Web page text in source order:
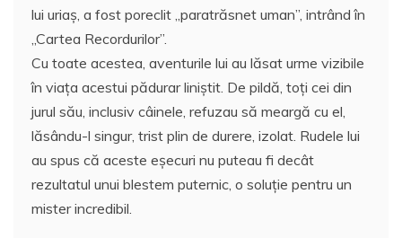
lui uriaş, a fost poreclit „paratrăsnet uman”, intrând în
„Cartea Recordurilor”.
Cu toate acestea, aventurile lui au lăsat urme vizibile
în viața acestui pădurar liniștit. De pildă, toți cei din
jurul său, inclusiv câinele, refuzau să meargă cu el,
lăsându-l singur, trist plin de durere, izolat. Rudele lui
au spus că aceste eșecuri nu puteau fi decât
rezultatul unui blestem puternic, o soluţie pentru un
mister incredibil.